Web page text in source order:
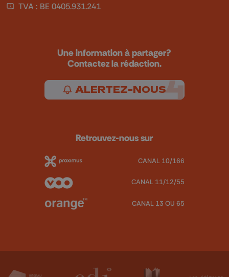
TVA : BE 0405.931.241
Une information à partager?
Contactez la rédaction.
ALERTEZ-NOUS
Retrouvez-nous sur
CANAL 10/166
CANAL 11/12/55
CANAL 13 OU 65